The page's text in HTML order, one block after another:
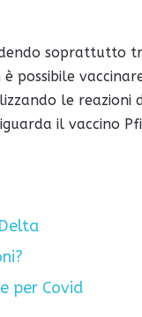
soprattutto
possibile
le reazioni
il vaccino
per Covid